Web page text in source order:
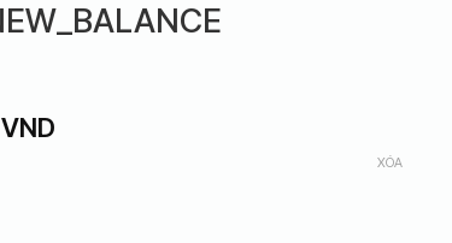
VND
XÓA